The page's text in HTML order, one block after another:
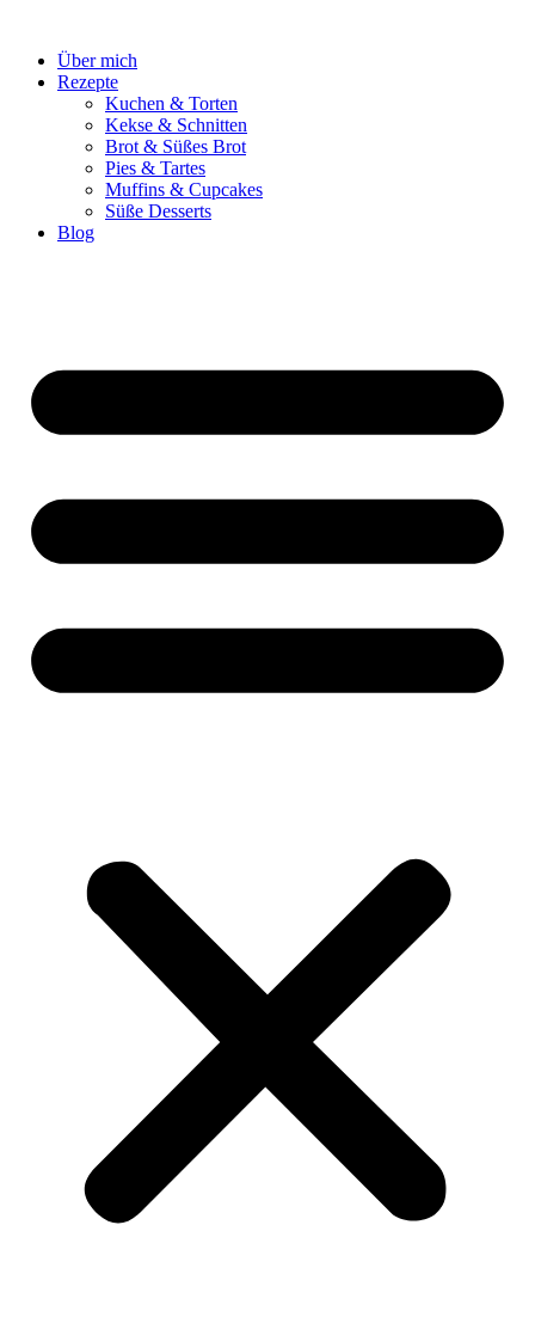
springenÜber mich
Rezepte
Kuchen & Torten
Kekse & Schnitten
Brot & Süßes Brot
Pies & Tartes
Muffins & Cupcakes
Süße Desserts
Blog